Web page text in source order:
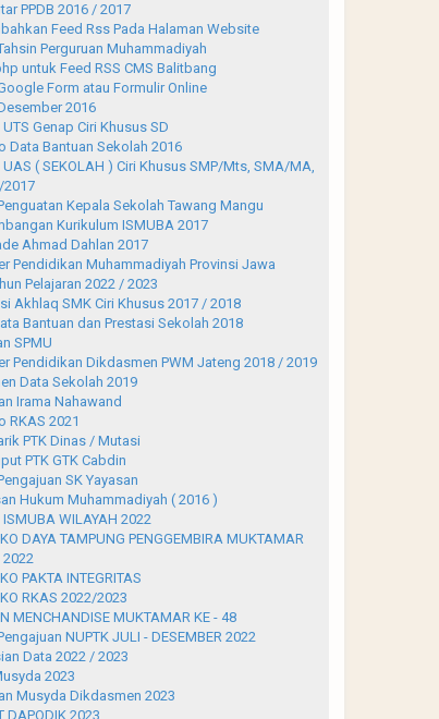
PPDB 2016 / 2017
Feed Rss Pada Halaman Website
Perguruan Muhammadiyah
untuk Feed RSS CMS Balitbang
Form atau Formulir Online
2016
Genap Ciri Khusus SD
Data Bantuan Sekolah 2016
( SEKOLAH ) Ciri Khusus SMP/Mts, SMA/MA,
2017
Kepala Sekolah Tawang Mangu
Kurikulum ISMUBA 2017
Ahmad Dahlan 2017
Pendidikan Muhammadiyah Provinsi Jawa
Pelajaran 2022 / 2023
Akhlaq SMK Ciri Khusus 2017 / 2018
Bantuan dan Prestasi Sekolah 2018
SPMU
Pendidikan Dikdasmen PWM Jateng 2018 / 2019
Data Sekolah 2019
Irama Nahawand
RKAS 2021
PTK Dinas / Mutasi
PTK GTK Cabdin
SK Yayasan
Hukum Muhammadiyah ( 2016 )
ISMUBA WILAYAH 2022
DAYA TAMPUNG PENGGEMBIRA MUKTAMAR
2022
PAKTA INTEGRITAS
RKAS 2022/2023
MENCHANDISE MUKTAMAR KE - 48
NUPTK JULI - DESEMBER 2022
Data 2022 / 2023
2023
Musyda Dikdasmen 2023
DAPODIK 2023